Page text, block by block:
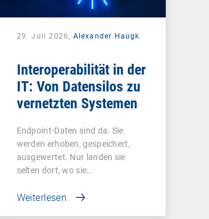
29. Juli 2026, Alexander Haugk
Interoperabilität in der
IT: Von Datensilos zu
vernetzten Systemen
Endpoint-Daten sind da. Sie
werden erhoben, gespeichert,
ausgewertet. Nur landen sie
selten dort, wo sie…
Weiterlesen